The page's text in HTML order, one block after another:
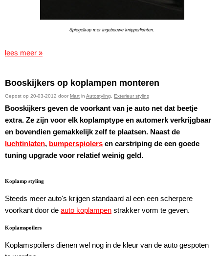
Spiegelkap met ingebouwe knipperlichten.
lees meer »
Booskijkers op koplampen monteren
Gepost op 20-03-2012 door Mart in Autostyling Exterieur styling
Booskijkers geven de voorkant van je auto net dat beetje
extra. Ze zijn voor elk koplamptype en automerk verkrijgbaar
en bovendien gemakkelijk zelf te plaatsen. Naast de
luchtinlaten, bumperspiolers en carstriping de een goede
tuning upgrade voor relatief weinig geld.
Koplamp styling
Steeds meer auto's krijgen standaard al een een scherpere
voorkant door de auto koplampen strakker vorm te geven.
Koplamspoilers
Koplamspoilers dienen wel nog in de kleur van de auto gespoten